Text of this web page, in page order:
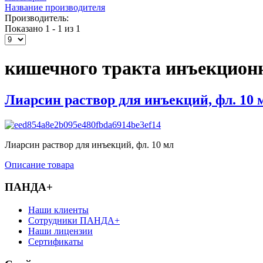
Название производителя
Производитель:
Показано 1 - 1 из 1
кишечного тракта
Лиарсин раствор для инъекций, фл. 10
Лиарсин раствор для инъекций, фл. 10 мл
Описание товара
ПАНДА+
Наши клиенты
Сотрудники ПАНДА+
Наши лицензии
Сертификаты